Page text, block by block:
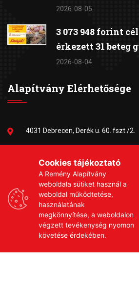
2026-08-05
3 073 948 forint
érkezett 31 beteg
2026-08-04
Alapítvány Elérhetősége
4031 Debrecen, Derék u. 60. fszt./2.
remeny1999@gmail.com
Cookies tájékoztató
A Remény Alapítvány
weboldala sütiket használ a
weboldal működtetése,
használatának
megkönnyítése, a weboldalon
végzett tevékenység nyomon
követése érdekében.